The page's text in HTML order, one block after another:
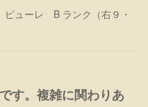
ンク（右９・
す。複雑に関わりあ